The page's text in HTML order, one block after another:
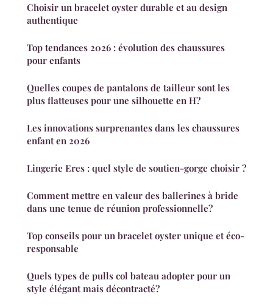
Choisir un bracelet oyster durable et au design
authentique
Top tendances 2026 : évolution des chaussures
pour enfants
Quelles coupes de pantalons de tailleur sont les
plus flatteuses pour une silhouette en H?
Les innovations surprenantes dans les chaussures
enfant en 2026
Lingerie Eres : quel style de soutien-gorge choisir ?
Comment mettre en valeur des ballerines à bride
dans une tenue de réunion professionnelle?
Top conseils pour un bracelet oyster unique et éco-
responsable
Quels types de pulls col bateau adopter pour un
style élégant mais décontracté?